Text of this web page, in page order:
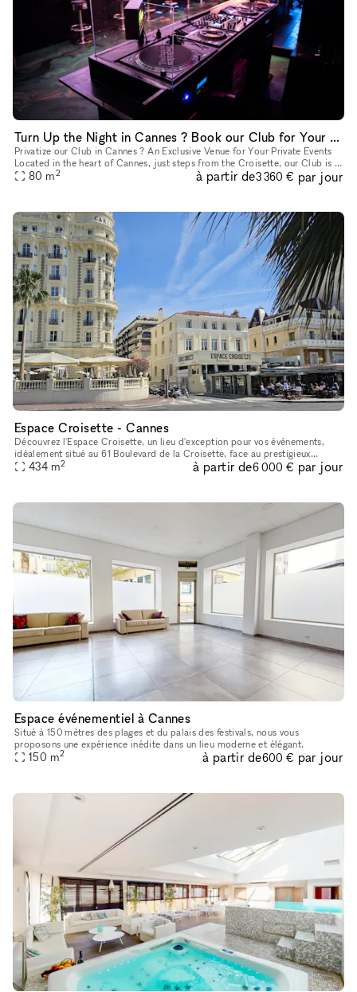
Turn Up the Night in Cannes ? Book our Club for Your Event
Privatize our Club in Cannes ? An Exclusive Venue for Your Private Events
Located in the heart of Cannes, just steps from the Croisette, our Club is a
sleek and stylish cocktail bar, perfect for all
80 m2 à partir de3 360 € par jour
Espace Croisette - Cannes
Découvrez l'Espace Croisette, un lieu d'exception pour vos événements,
idéalement situé au 61 Boulevard de la Croisette, face au prestigieux
Carlton et à quelques pas du Palais des Congrès. Cet empla
434 m2 à partir de6 000 € par jour
Espace événementiel à Cannes
Situé à 150 mètres des plages et du palais des festivals, nous vous
proposons une expérience inédite dans un lieu moderne et élégant.
150 m2 à partir de600 € par jour